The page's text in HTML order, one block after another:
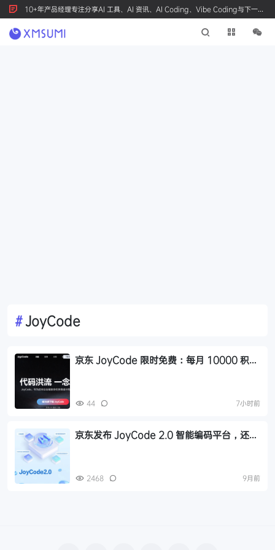
10+年产品经理专注分享AI 工具、AI 资讯、AI Coding、Vibe Coding与下一代
产品创新，按 Ctrl+D 收藏我们
#JoyCode
京东 JoyCode 限时免费：每月 10000 积
44 7小时前
京东发布 JoyCode 2.0 智能编码平台，还有
2468 9月前